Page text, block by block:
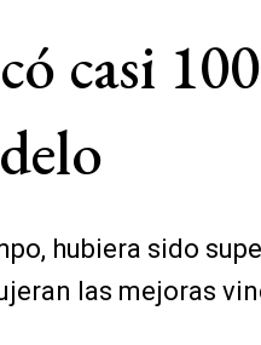
casi
hubiera sido
las mejoras